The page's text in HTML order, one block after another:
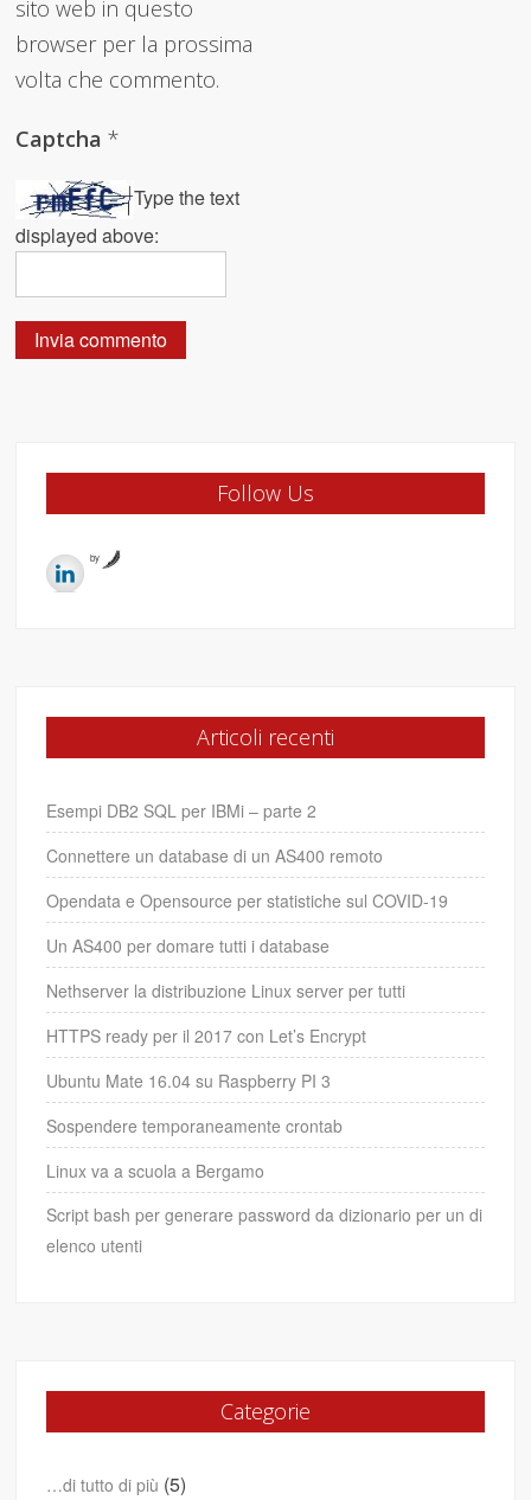
sito web in questo
browser per la prossima
volta che commento.
Captcha*
Type the text
displayed above:
Follow Us
by
Articoli recenti
Esempi DB2 SQL per IBMi – parte 2
Connettere un database di un AS400 remoto
Opendata e Opensource per statistiche sul COVID-19
Un AS400 per domare tutti i database
Nethserver la distribuzione Linux server per tutti
HTTPS ready per il 2017 con Let’s Encrypt
Ubuntu Mate 16.04 su Raspberry PI 3
Sospendere temporaneamente crontab
Linux va a scuola a Bergamo
Script bash per generare password da dizionario per un di
elenco utenti
Categorie
…di tutto di più (5)